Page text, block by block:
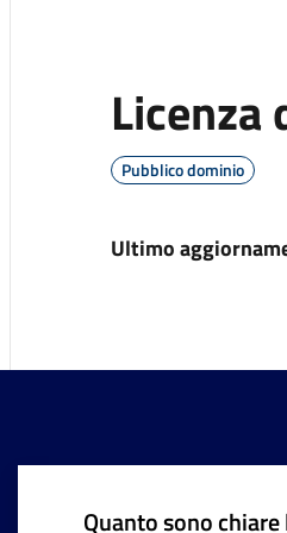
Pubblico dominio
Ultimo
Quanto sono